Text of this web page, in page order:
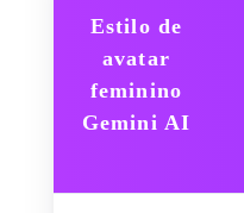
Estilo de
avatar
feminino
Gemini AI